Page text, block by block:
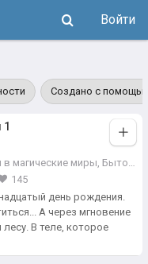
Войти
Создано с
магические миры, Бытовое фэнтези
145
день рождения.
А через мгновение
В теле, которое